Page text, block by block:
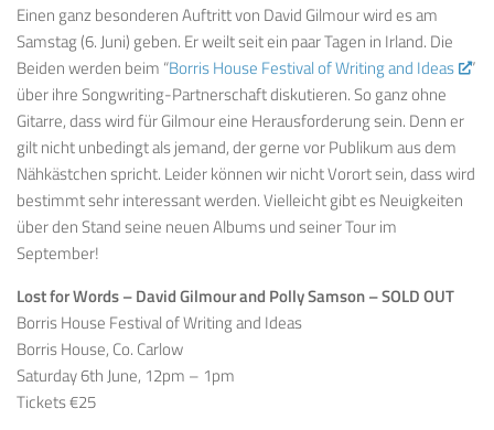
Einen ganz besonderen Auftritt von David Gilmour wird es am
Samstag (6. Juni) geben. Er weilt seit ein paar Tagen in Irland. Die
Beiden werden beim “Borris House Festival of Writing and Ideas
”
über ihreSongwriting-Partnerschaftdiskutieren. So ganz ohne
Gitarre, dass wird für Gilmour eine Herausforderung sein. Denn er
gilt nicht unbedingt als jemand, der gerne vor Publikum aus dem
Nähkästchen spricht. Leider können wir nicht Vorort sein, dass wird
bestimmt sehr interessant werden. Vielleicht gibt es Neuigkeiten
über den Stand seine neuen Albums und seiner Tour im
September!
Lost for Words – David Gilmour and Polly Samson – SOLD OUT
Borris House Festival of Writing and Ideas
Borris House, Co. Carlow
Saturday 6th June, 12pm – 1pm
Tickets €25